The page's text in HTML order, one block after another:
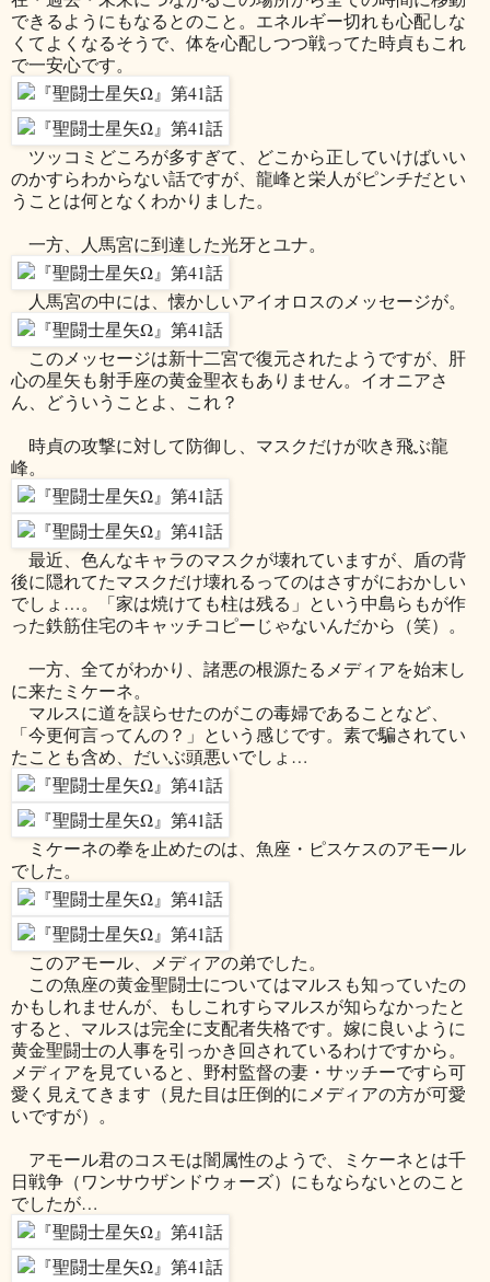
できるようにもなるとのこと。エネルギー切れも心配しな
くてよくなるそうで、体を心配しつつ戦ってた時貞もこれ
で一安心です。
ツッコミどころが多すぎて、どこから正していけばいい
のかすらわからない話ですが、龍峰と栄人がピンチだとい
うことは何となくわかりました。
一方、人馬宮に到達した光牙とユナ。
人馬宮の中には、懐かしいアイオロスのメッセージが。
このメッセージは新十二宮で復元されたようですが、肝
心の星矢も射手座の黄金聖衣もありません。イオニアさ
ん、どういうことよ、これ？
時貞の攻撃に対して防御し、マスクだけが吹き飛ぶ龍
峰。
最近、色んなキャラのマスクが壊れていますが、盾の背
後に隠れてたマスクだけ壊れるってのはさすがにおかしい
でしょ…。「家は焼けても柱は残る」という中島らもが作
った鉄筋住宅のキャッチコピーじゃないんだから（笑）。
一方、全てがわかり、諸悪の根源たるメディアを始末し
に来たミケーネ。
マルスに道を誤らせたのがこの毒婦であることなど、
「今更何言ってんの？」という感じです。素で騙されてい
たことも含め、だいぶ頭悪いでしょ…
ミケーネの拳を止めたのは、魚座・ピスケスのアモール
でした。
このアモール、メディアの弟でした。
この魚座の黄金聖闘士についてはマルスも知っていたの
かもしれませんが、もしこれすらマルスが知らなかったと
すると、マルスは完全に支配者失格です。嫁に良いように
黄金聖闘士の人事を引っかき回されているわけですから。
メディアを見ていると、野村監督の妻・サッチーですら可
愛く見えてきます（見た目は圧倒的にメディアの方が可愛
いですが）。
アモール君のコスモは闇属性のようで、ミケーネとは千
日戦争（ワンサウザンドウォーズ）にもならないとのこと
でしたが…